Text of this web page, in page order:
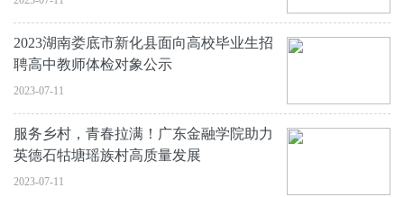
2023湖南娄底市新化县面向高校毕业生招
聘高中教师体检对象公示
2023-07-11
服务乡村，青春拉满！广东金融学院助力
英德石牯塘瑶族村高质量发展
2023-07-11